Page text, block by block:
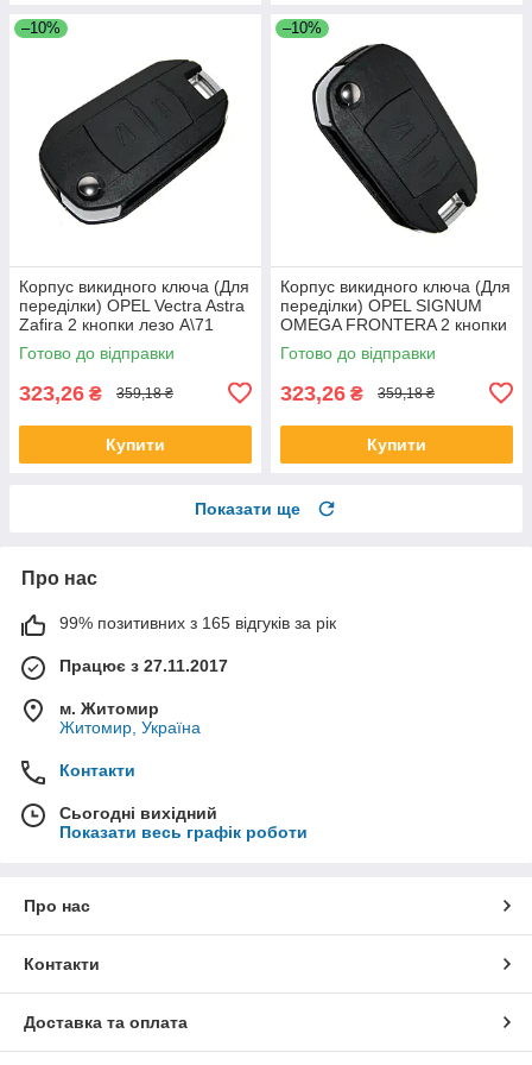
–10%
Корпус викидного ключа (Для
переділки) OPEL Vectra Astra
Zafira 2 кнопки лезо A\71
Готово до відправки
323,26 ₴ 359,18 ₴
Купити
–10%
Корпус викидного ключа (Для
переділки) OPEL SIGNUM
OMEGA FRONTERA 2 кнопки
лезо B\79
Готово до відправки
323,26 ₴ 359,18 ₴
Купити
Показати ще
Про нас
99% позитивних з 165 відгуків за рік
Працює з 27.11.2017
м. Житомир
Житомир, Україна
Контакти
Сьогодні вихідний
Показати весь графік роботи
Про нас
Контакти
Доставка та оплата